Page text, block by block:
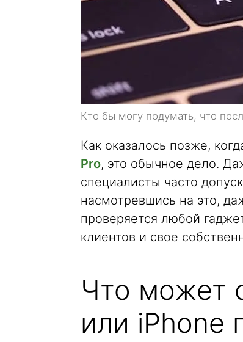
Кто бы могу подумать, что
Как оказалось позже,
Pro, это обычное дело.
специалисты часто
насмотревшись на это,
проверяется любой
клиентов и свое
Что может
или iPhone